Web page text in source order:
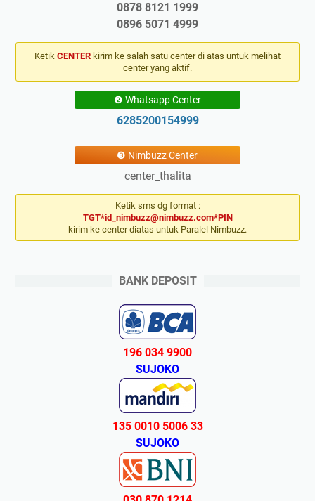
0878 8121 1999
0896 5071 4999
Ketik CENTER kirim ke salah satu center di atas untuk melihat
center yang aktif.
❷ Whatsapp Center
6285200154999
❸ Nimbuzz Center
center_thalita
Ketik sms dg format :
TGT*id_nimbuzz@nimbuzz.com*PIN
kirim ke center diatas untuk Paralel Nimbuzz.
BANK DEPOSIT
196 034 9900
SUJOKO
135 0010 5006 33
SUJOKO